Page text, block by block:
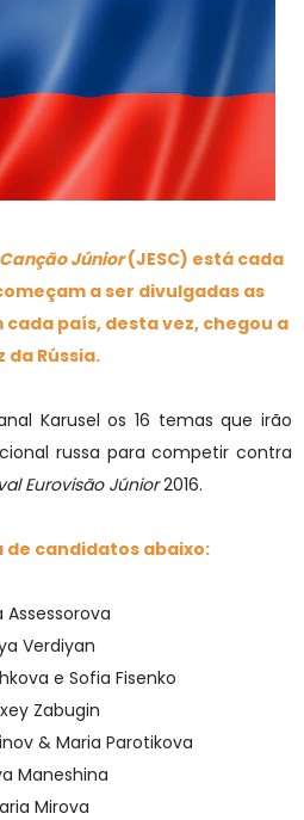
Júnior(JESC) está cada
a ser divulgadas as
país, desta vez, chegou a
da Rússia.
Karusel os 16 temas que irão
russa para competir contra
Eurovisão Júnior2016.
de candidatos abaixo:
Assessorova
Verdiyan
e Sofia Fisenko
Zabugin
& Maria Parotikova
Maneshina
Mirova